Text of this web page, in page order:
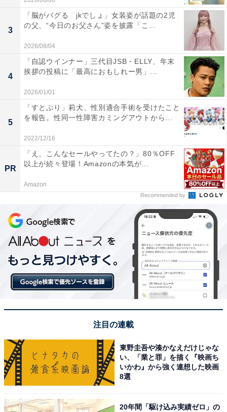
3
「脳がバグる jkでしょ」女装姿が話題の2児
の父、“今日のお父さん”姿を披露「こ...
2026/08/04
4
「自認ウインナー」三代目JSB・ELLY、年末
挨拶の投稿に「最高におもしれー男」...
2026/01/01
5
「すとぷり」莉犬、性別適合手術を受けたこと
を報告。性同一性障害カミングアウトから...
2022/12/16
PR
「え、こんなセールやってたの？」80％OFF
以上が続々登場！Amazonの本気が...
Amazon
Recommended by
注目の連載
東野圭吾や湊かなえだけじゃな
い、「業と罪」を描く『映画ち
いかわ』から強く連想した映画
8選
20年間「駆け込み実績ゼロ」の